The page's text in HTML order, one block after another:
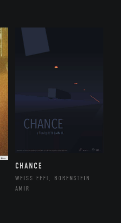
CHANCE
WEISS EFFI, BORENSTEIN
AMIR